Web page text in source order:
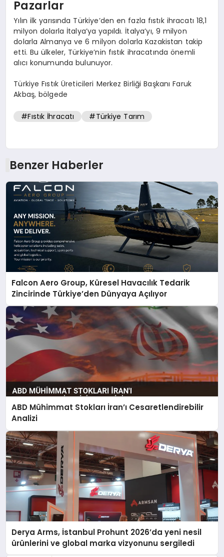
Pazarlar
Yılın ilk yarısında Türkiye’den en fazla fıstık ihracatı 18,1
milyon dolarla İtalya’ya yapıldı. İtalya’yı, 9 milyon
dolarla Almanya ve 6 milyon dolarla Kazakistan takip
etti. Bu ülkeler, Türkiye’nin fıstık ihracatında önemli
alıcı konumunda bulunuyor.
Türkiye Fıstık Üreticileri Merkez Birliği Başkanı Faruk
Akbaş, bölgede
#Fıstık İhracatı #Türkiye Tarım
Benzer Haberler
Falcon Aero Group, Küresel Havacılık Tedarik
Zincirinde Türkiye’den Dünyaya Açılıyor
ABD Mühimmat Stokları İran’ı Cesaretlendirebilir
Analizi
Derya Arms, İstanbul Prohunt 2026’da yeni nesil
ürünlerini ve global marka vizyonunu sergiledi